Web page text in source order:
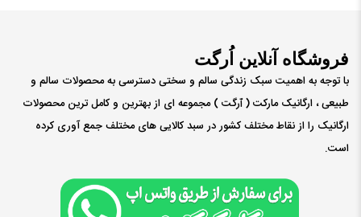
فروشگاه آنلاین اُرگت
با توجه به اهمیت سبک زندگی سالم و سختی دسترسی به محصولات سالم و
طبیعی ، ارگانیک مارکت ( ٱرگت ) مجموعه ای از بهترین و کامل ترین محصولات
ارگانیک را از نقاط مختلف کشور در سبد کالایی های مختلف جمع آوری کرده
است.